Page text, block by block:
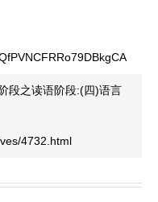
段之读语阶段:(四)语言
4732.html